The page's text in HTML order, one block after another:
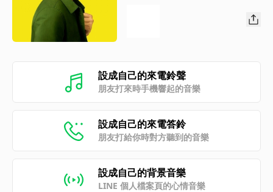
設成自己的來電鈴聲
朋友打來時手機響起的音樂
設成自己的來電答鈴
朋友打給你時對方聽到的音樂
設成自己的背景音樂
LINE 個人檔案頁的心情音樂